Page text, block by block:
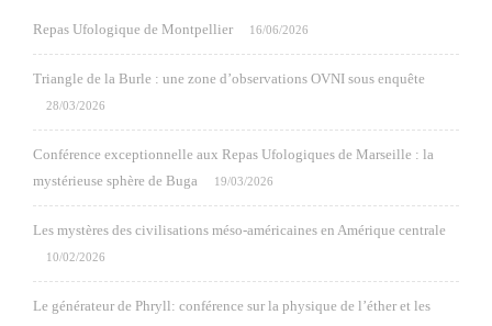
Repas Ufologique de Montpellier 16/06/2026
Triangle de la Burle : une zone d’observations OVNI sous enquête
28/03/2026
Conférence exceptionnelle aux Repas Ufologiques de Marseille : la
mystérieuse sphère de Buga
19/03/2026
Les mystères des civilisations méso-américaines en Amérique centrale
10/02/2026
Le générateur de Phryll: conférence sur la physique de l’éther et les